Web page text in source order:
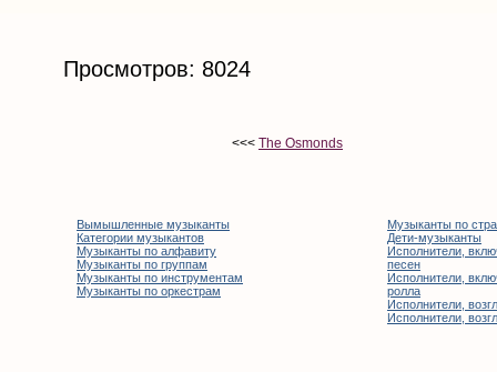
Просмотров: 8024
<<< The Osmonds
Вымышленные музыканты
Категории музыкантов
Музыканты по алфавиту
Музыканты по группам
Музыканты по инструментам
Музыканты по оркестрам
Музыканты по
Дети-музыканты
Исполнители,
песен
Исполнители,
ролла
Исполнители,
Исполнители,